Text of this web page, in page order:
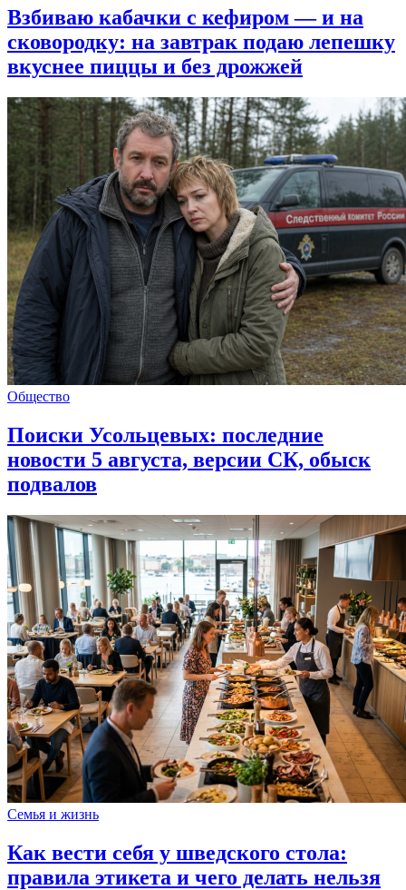
Взбиваю кабачки с кефиром — и на
сковородку: на завтрак подаю лепешку
вкуснее пиццы и без дрожжей
Общество
Поиски Усольцевых: последние
новости 5 августа, версии СК, обыск
подвалов
Семья и жизнь
Как вести себя у шведского стола:
правила этикета и чего делать нельзя